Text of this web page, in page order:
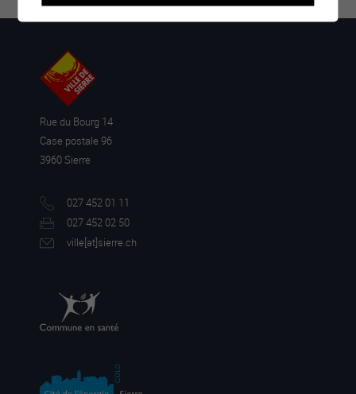
Rue du Bourg 14
Case postale 96
3960 Sierre
027 452 01 11
027 452 02 50
ville[at]sierre.ch